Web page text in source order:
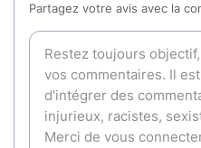
Partagez votre avis avec la